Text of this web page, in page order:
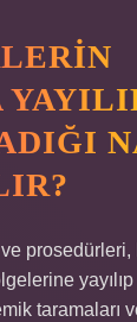
prosedürleri,
yayılıp
taramaları